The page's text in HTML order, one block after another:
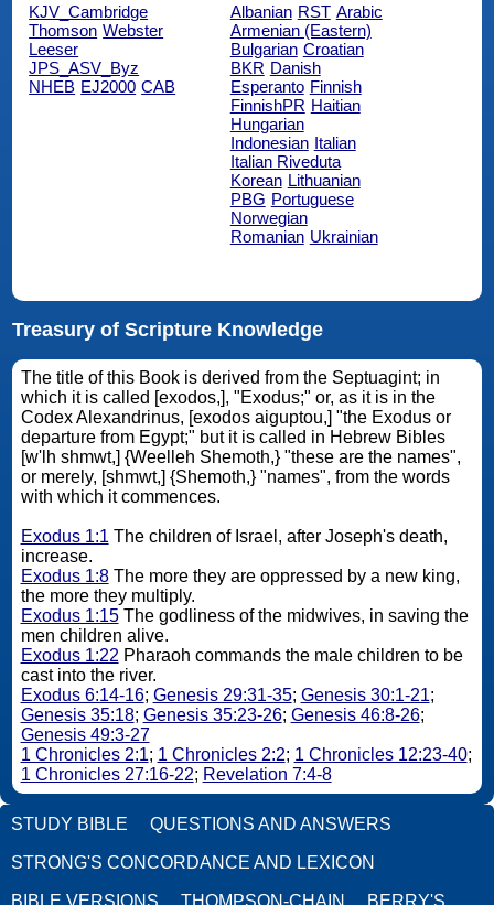
KJV_Cambridge
Thomson Webster
Leeser
JPS_ASV_Byz
NHEB EJ2000 CAB
Albanian RST Arabic
Armenian (Eastern)
Bulgarian Croatian
BKR Danish
Esperanto Finnish
FinnishPR Haitian
Hungarian
Indonesian Italian
Italian Riveduta
Korean Lithuanian
PBG Portuguese
Norwegian
Romanian Ukrainian
Treasury of Scripture Knowledge
The title of this Book is derived from the Septuagint; in
which it is called [exodos,], "Exodus;" or, as it is in the
Codex Alexandrinus, [exodos aiguptou,] "the Exodus or
departure from Egypt;" but it is called in Hebrew Bibles
[w'lh shmwt,] {Weelleh Shemoth,} "these are the names",
or merely, [shmwt,] {Shemoth,} "names", from the words
with which it commences.
Exodus 1:1
increase.
Exodus 1:8The more they are oppressed by a new king,
the more they multiply.
Exodus 1:15The godliness of the midwives, in saving the
men children alive.
Exodus 1:22
cast into the river.
Exodus 6:14-16; Genesis 29:31-35; Genesis 30:1-21;
Genesis 35:18; Genesis 35:23-26; Genesis 46:8-26;
Genesis 49:3-27
1 Chronicles 2:1; 1 Chronicles 2:2; 1 Chronicles 12:23-40;
1 Chronicles 27:16-22; Revelation 7:4-8
STUDY BIBLE QUESTIONS AND ANSWERS
STRONG'S CONCORDANCE AND LEXICON
BIBLE VERSIONS THOMPSON-CHAIN BERRY'S